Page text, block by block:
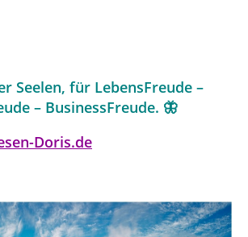
Seelen, für LebensFreude –
– BusinessFreude. 🦋
Doris.de